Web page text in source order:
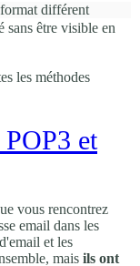
différent
sans être visible en
les méthodes
et
vous rencontrez
email dans les
et les
mais ils ont